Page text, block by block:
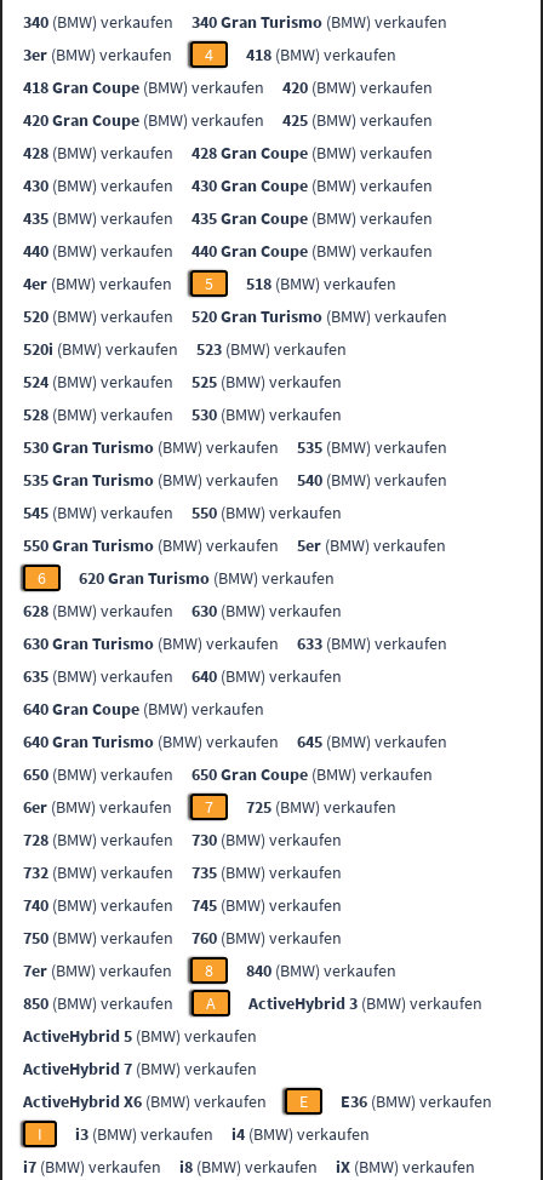
340 (BMW) verkaufen 340 Gran Turismo (BMW) verkaufen
3er (BMW) verkaufen 4 418 (BMW) verkaufen
418 Gran Coupe (BMW) verkaufen 420 (BMW) verkaufen
420 Gran Coupe (BMW) verkaufen 425 (BMW) verkaufen
428 (BMW) verkaufen 428 Gran Coupe (BMW) verkaufen
430 (BMW) verkaufen 430 Gran Coupe (BMW) verkaufen
435 (BMW) verkaufen 435 Gran Coupe (BMW) verkaufen
440 (BMW) verkaufen 440 Gran Coupe (BMW) verkaufen
4er (BMW) verkaufen 5 518 (BMW) verkaufen
520 (BMW) verkaufen 520 Gran Turismo (BMW) verkaufen
520i (BMW) verkaufen 523 (BMW) verkaufen
524 (BMW) verkaufen 525 (BMW) verkaufen
528 (BMW) verkaufen 530 (BMW) verkaufen
530 Gran Turismo (BMW) verkaufen 535 (BMW) verkaufen
535 Gran Turismo (BMW) verkaufen 540 (BMW) verkaufen
545 (BMW) verkaufen 550 (BMW) verkaufen
550 Gran Turismo (BMW) verkaufen 5er (BMW) verkaufen
6
620 Gran Turismo (BMW) verkaufen
628 (BMW) verkaufen 630 (BMW) verkaufen
630 Gran Turismo (BMW) verkaufen 633 (BMW) verkaufen
635 (BMW) verkaufen 640 (BMW) verkaufen
640 Gran Coupe (BMW) verkaufen
640 Gran Turismo (BMW) verkaufen 645 (BMW) verkaufen
650 (BMW) verkaufen 650 Gran Coupe (BMW) verkaufen
6er (BMW) verkaufen 7 725 (BMW) verkaufen
728 (BMW) verkaufen 730 (BMW) verkaufen
732 (BMW) verkaufen 735 (BMW) verkaufen
740 (BMW) verkaufen 745 (BMW) verkaufen
750 (BMW) verkaufen 760 (BMW) verkaufen
7er (BMW) verkaufen 8 840 (BMW) verkaufen
850 (BMW) verkaufen A ActiveHybrid 3 (BMW) verkaufen
ActiveHybrid 5 (BMW) verkaufen
ActiveHybrid 7 (BMW) verkaufen
ActiveHybrid X6 (BMW) verkaufen E E36 (BMW) verkaufen
I
i3 (BMW) verkaufen i4 (BMW) verkaufen
i7 (BMW) verkaufen i8 (BMW) verkaufen iX (BMW) verkaufen